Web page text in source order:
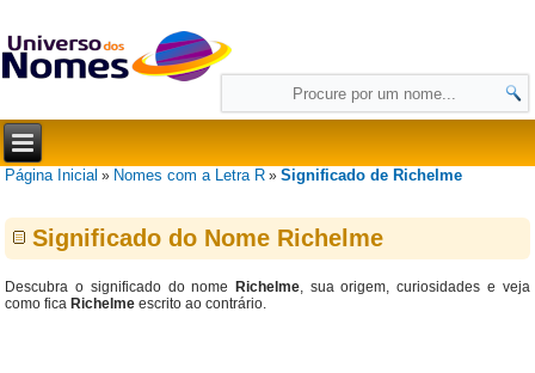
Página Inicial » Nomes com a Letra R »Significado de Richelme
Significado do Nome Richelme
Descubra o significado do nome Richelme, sua origem, curiosidades e veja
como fica Richelme escrito ao contrário.